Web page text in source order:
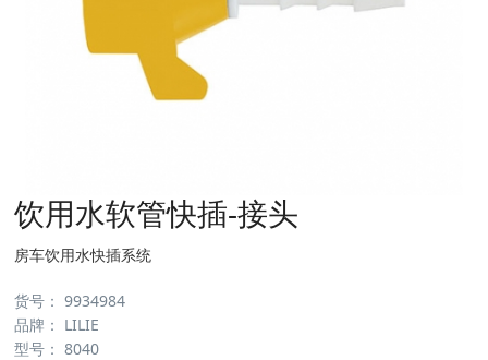
饮用水软管快插-接头
房车饮用水快插系统
货号 ： 9934984
品牌 ： LILIE
型号 ： 8040